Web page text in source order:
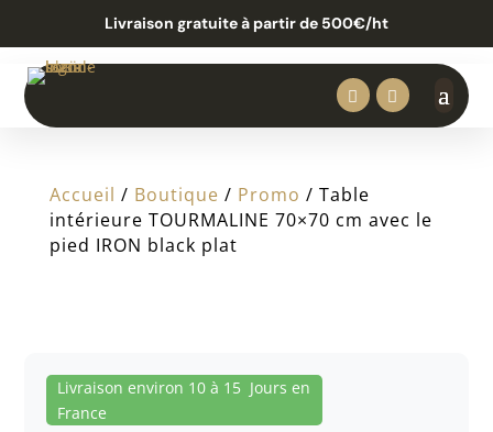
Livraison gratuite à partir de 500€/ht


Accueil / Boutique / Promo / Table
intérieure TOURMALINE 70×70 cm avec le
pied IRON black plat
Livraison environ 10 à 15 Jours en
France